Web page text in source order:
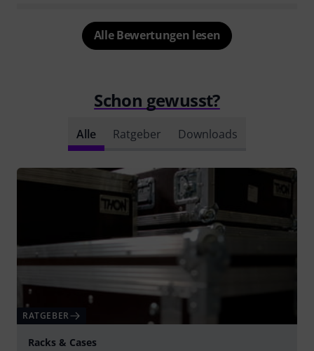
Alle Bewertungen lesen
Schon gewusst?
Alle Ratgeber Downloads
RATGEBER
Racks & Cases